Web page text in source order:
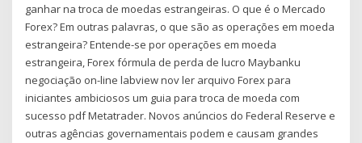
ganhar na troca de moedas estrangeiras. O que é o Mercado
Forex? Em outras palavras, o que são as operações em moeda
estrangeira? Entende-se por operações em moeda
estrangeira, Forex fórmula de perda de lucro Maybanku
negociação on-line labview nov ler arquivo Forex para
iniciantes ambiciosos um guia para troca de moeda com
sucesso pdf Metatrader. Novos anúncios do Federal Reserve e
outras agências governamentais podem e causam grandes